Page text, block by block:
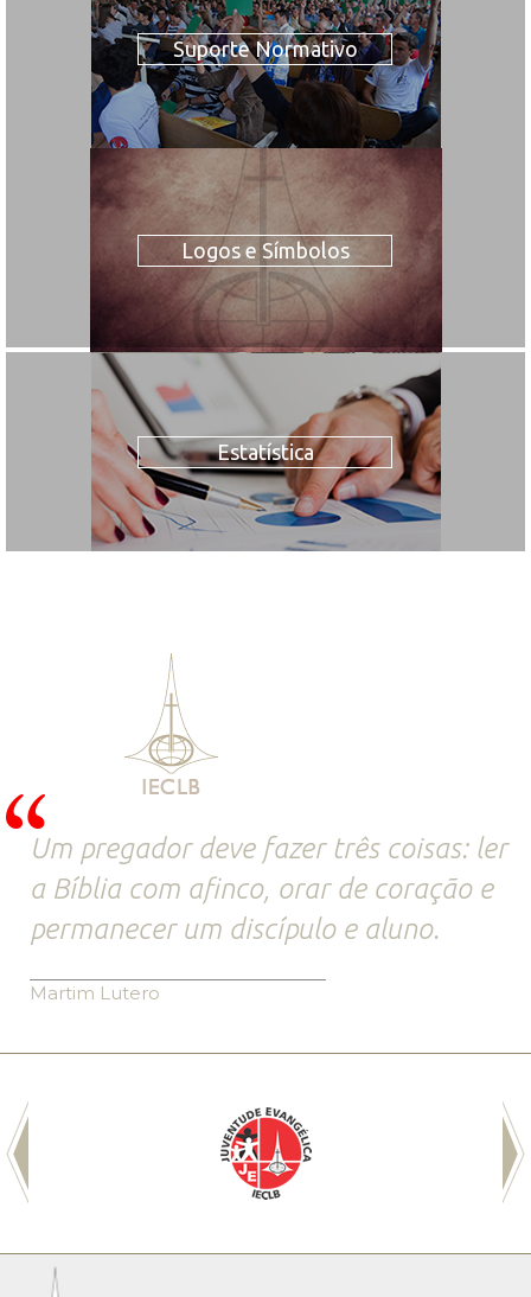
Suporte Normativo
Logos e Símbolos
Estatística
Um pregador deve fazer três coisas: ler
a Bíblia com afinco, orar de coração e
permanecer um discípulo e aluno.
Martim Lutero